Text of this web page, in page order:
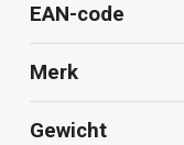
EAN-code
Merk
Gewicht